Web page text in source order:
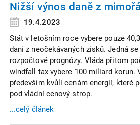
Nižší výnos daně z
19.4.2023
Stát v letošním roce vybere pouze
dani z neočekávaných zisků. Jedná
rozpočtové prognózy. Vláda přitom
windfall tax vybere 100 miliard korun.
především kvůli cenám energií, které
pod vládní cenový strop.
...celý článek